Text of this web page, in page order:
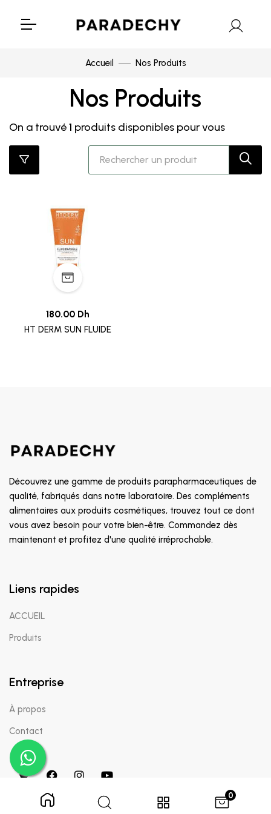
0
Accueil Nos Produits
Nos Produits
On a trouvé1 produits disponibles pour vous
180.00 Dh
HT DERM SUN FLUIDE
Découvrez une gamme de produits parapharmaceutiques de
qualité, fabriqués dans notre laboratoire. Des compléments
alimentaires aux produits cosmétiques, trouvez tout ce dont
vous avez besoin pour votre bien-être. Commandez dès
maintenant et profitez d'une qualité irréprochable.
Liens rapides
ACCUEIL
Produits
Entreprise
À propos
Contact